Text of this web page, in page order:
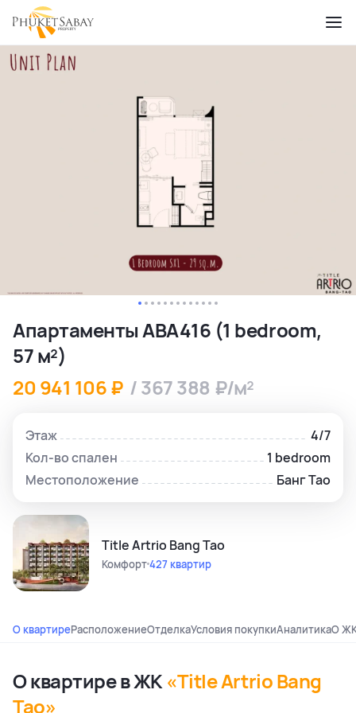
Апартаменты ABA416 (1 bedroom,
57 м²)
20 941 106 ₽ / 367 388 ₽/м²
Этаж
4/7
Кол-во спален
1 bedroom
Местоположение
Банг Тао
Title Artrio Bang Tao
Комфорт427 квартир
О квартиреРасположениеОтделкаУсловия покупкиАналитикаО
О квартире в ЖК «Title Artrio Bang
Tao»